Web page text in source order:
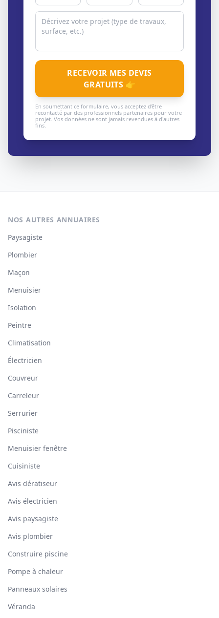
RECEVOIR MES DEVIS
GRATUITS 👉
En soumettant ce formulaire, vous acceptez d'être
recontacté par des professionnels partenaires pour votre
projet. Vos données ne sont jamais revendues à d'autres
fins.
NOS AUTRES ANNUAIRES
Paysagiste
Plombier
Maçon
Menuisier
Isolation
Peintre
Climatisation
Électricien
Couvreur
Carreleur
Serrurier
Pisciniste
Menuisier fenêtre
Cuisiniste
Avis dératiseur
Avis électricien
Avis paysagiste
Avis plombier
Construire piscine
Pompe à chaleur
Panneaux solaires
Véranda